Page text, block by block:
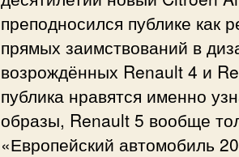
преподносился публике как
прямых заимствований в
возрождённых Renault 4 и
публика нравятся именно
образы, Renault 5 вообще
«Европейский автомобиль